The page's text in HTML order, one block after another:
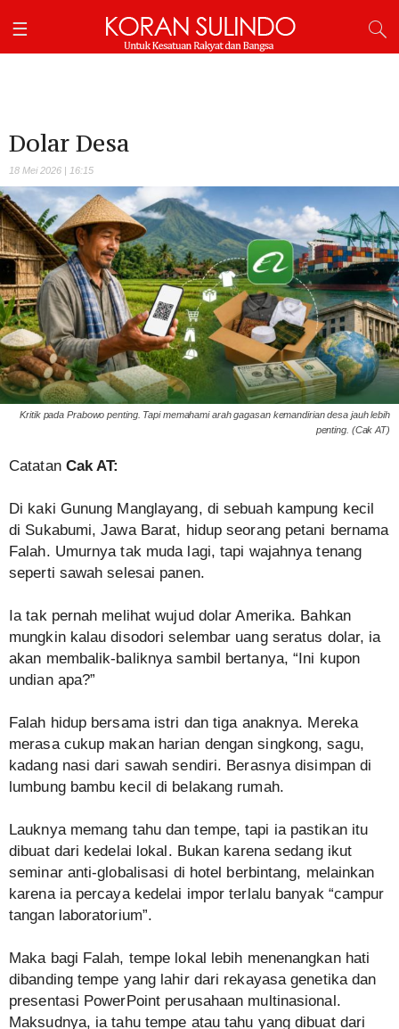
Dolar Desa
18 Mei 2026 | 16:15
Kritik pada Prabowo penting. Tapi memahami arah gagasan kemandirian desa jauh lebih
penting. (Cak AT)
Catatan Cak AT:
Di kaki Gunung Manglayang, di sebuah kampung kecil
di Sukabumi, Jawa Barat, hidup seorang petani bernama
Falah. Umurnya tak muda lagi, tapi wajahnya tenang
seperti sawah selesai panen.
Ia tak pernah melihat wujud dolar Amerika. Bahkan
mungkin kalau disodori selembar uang seratus dolar, ia
akan membalik-baliknya sambil bertanya, “Ini kupon
undian apa?”
Falah hidup bersama istri dan tiga anaknya. Mereka
merasa cukup makan harian dengan singkong, sagu,
kadang nasi dari sawah sendiri. Berasnya disimpan di
lumbung bambu kecil di belakang rumah.
Lauknya memang tahu dan tempe, tapi ia pastikan itu
dibuat dari kedelai lokal. Bukan karena sedang ikut
seminar anti-globalisasi di hotel berbintang, melainkan
karena ia percaya kedelai impor terlalu banyak “campur
tangan laboratorium”.
Maka bagi Falah, tempe lokal lebih menenangkan hati
dibanding tempe yang lahir dari rekayasa genetika dan
presentasi PowerPoint perusahaan multinasional.
Maksudnya, ia tahu tempe atau tahu yang dibuat dari